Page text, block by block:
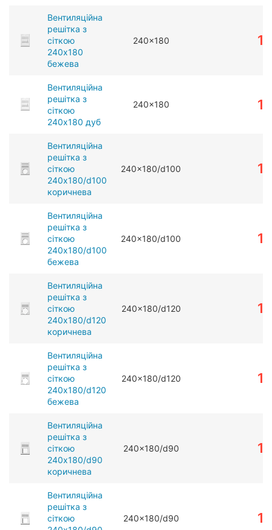
Вентиляційна
решітка з
сіткою
240x180
бежева
240x180
Вентиляційна
решітка з
сіткою
240x180 дуб
240x180
Вентиляційна
решітка з
сіткою
240x180/d100
коричнева
240x180/d100
Вентиляційна
решітка з
сіткою
240x180/d100
бежева
240x180/d100
Вентиляційна
решітка з
сіткою
240x180/d120
коричнева
240x180/d120
Вентиляційна
решітка з
сіткою
240x180/d120
бежева
240x180/d120
Вентиляційна
решітка з
сіткою
240x180/d90
коричнева
240x180/d90
Вентиляційна
решітка з
сіткою
240x180/d90